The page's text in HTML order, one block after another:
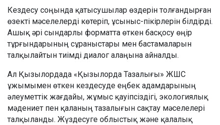
Кездесу соңында қатысушылар өздерін толғандырған
өзекті мәселелерді көтеріп, ұсыныс-пікірлерін білдірді.
Ашық әрі сындарлы форматта өткен басқосу өңір
тұрғындарының сұраныстары мен бастамаларын
талқылайтын тиімді диалог алаңына айналды.
Ал Қызылордада «Қызылорда Тазалығы» ЖШС
ұжымымен өткен кездесуде еңбек адамдарының
әлеуметтік жағдайы, жұмыс қауіпсіздігі, экологиялық
мәдениет пен қаланың тазалығын сақтау мәселелері
талқыланды. Жүздесуге облыстық және қалалық